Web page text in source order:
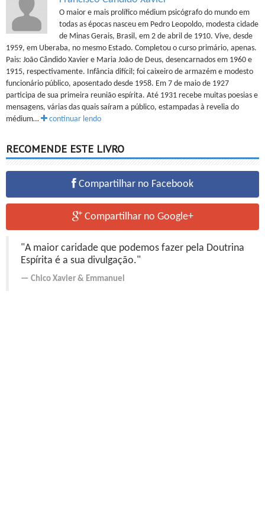
O maior e mais prolífico médium psicógrafo do mundo em
todas as épocas nasceu em Pedro Leopoldo, modesta cidade
de Minas Gerais, Brasil, em 2 de abril de 1910. Vive, desde
1959, em Uberaba, no mesmo Estado. Completou o curso primário, apenas.
Pais: João Cândido Xavier e Maria João de Deus, desencarnados em 1960 e
1915, respectivamente. Infância difícil; foi caixeiro de armazém e modesto
funcionário público, aposentado desde 1958. Em 7 de maio de 1927
participa de sua primeira reunião espírita. Até 1931 recebe muitas poesias e
mensagens, várias das quais saíram a público, estampadas à revelia do
médium…
continuar lendo
RECOMENDE ESTE LIVRO
Compartilhar no Facebook
Compartilhar no Google+
"A maior caridade que podemos fazer pela Doutrina
Espírita é a sua divulgação."
Chico Xavier & Emmanuel